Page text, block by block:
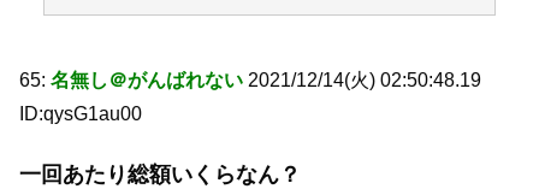
65: 名無し＠がんばれない 2021/12/14(火) 02:50:48.19
ID:qysG1au00
一回あたり総額いくらなん？